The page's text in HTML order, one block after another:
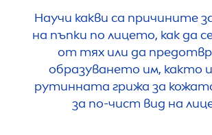
Научи какви са причините
на пъпки по лицето, как да
от тях или да
образуването им, както и
рутинната грижа за
за по-чист вид на